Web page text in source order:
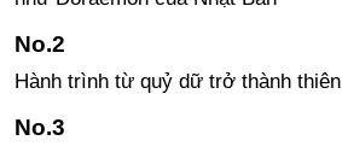
Hành trình từ quỷ dữ trở thành